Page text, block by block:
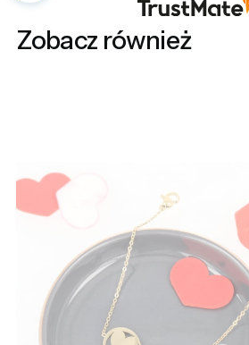
Zobacz również